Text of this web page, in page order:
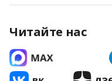
Читайте нас